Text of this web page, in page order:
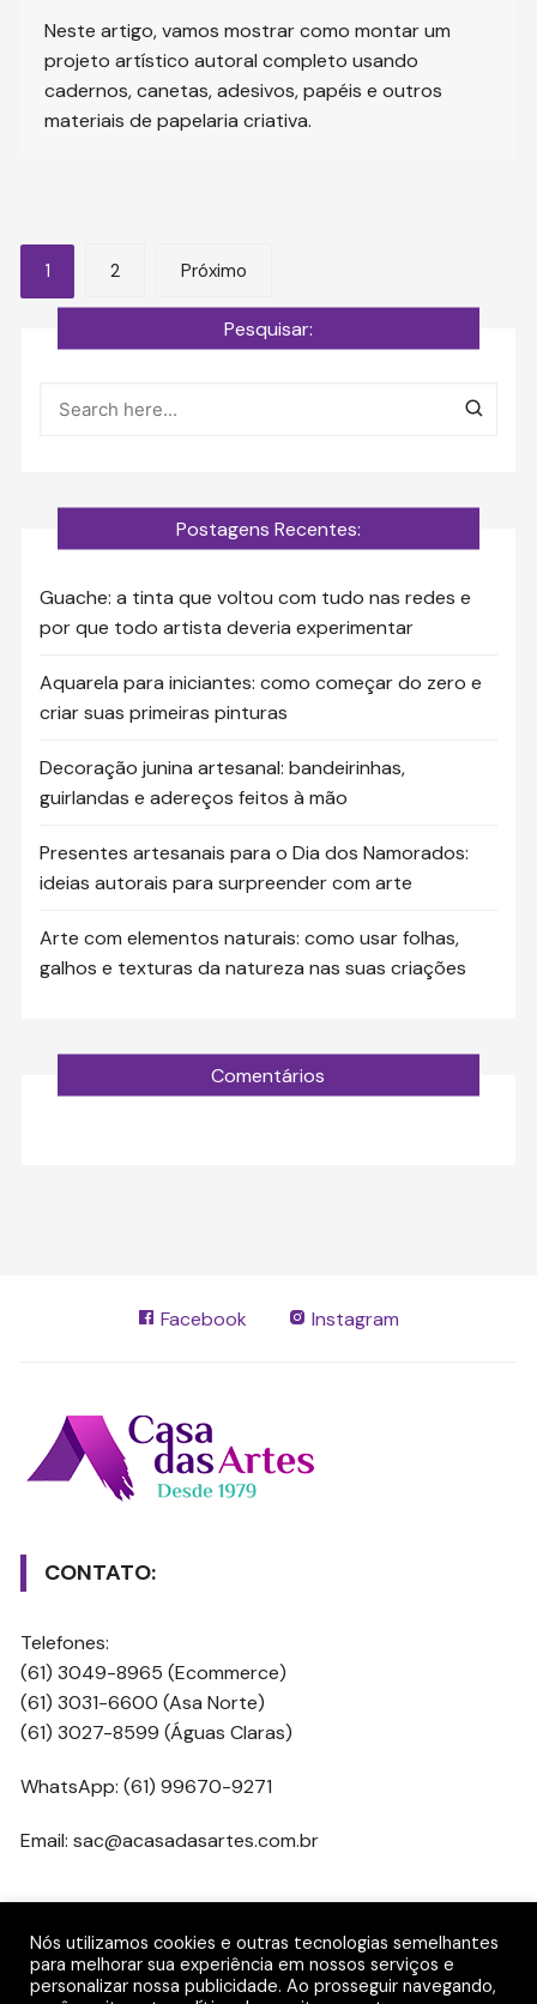
Neste artigo, vamos mostrar como montar um
projeto artístico autoral completo usando
cadernos, canetas, adesivos, papéis e outros
materiais de papelaria criativa.
Navegação
por
1 2 Próximo
Pesquisar:
Postagens Recentes:
Guache: a tinta que voltou com tudo nas redes e
por que todo artista deveria experimentar
Aquarela para iniciantes: como começar do zero e
criar suas primeiras pinturas
Decoração junina artesanal: bandeirinhas,
guirlandas e adereços feitos à mão
Presentes artesanais para o Dia dos Namorados:
ideias autorais para surpreender com arte
Arte com elementos naturais: como usar folhas,
galhos e texturas da natureza nas suas criações
Comentários
Facebook Instagram
CONTATO:
Telefones:
(61) 3049-8965 (Ecommerce)
(61) 3031-6600 (Asa Norte)
(61) 3027-8599 (Águas Claras)
WhatsApp: (61) 99670-9271
Email: sac@acasadasartes.com.br
REDES SOCIAIS
Nós utilizamos cookies e outras tecnologias semelhantes
para melhorar sua experiência em nossos serviços e
personalizar nossa publicidade. Ao prosseguir navegando,